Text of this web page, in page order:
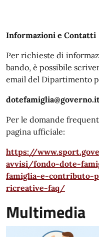
Informazioni e Contatti
Per richieste di
bando, è possibile
email del Dipartimento
Per le domande
pagina ufficiale:
https://
avvisi/fondo-dote-
famiglia-e-
ricreative-faq/
Multimedia